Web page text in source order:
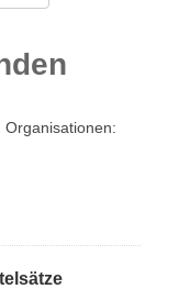
Organisationen: